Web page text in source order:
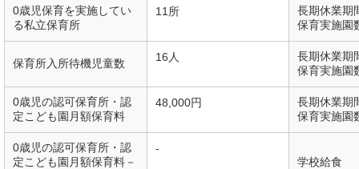
0歳児保育を実施してい
る私立保育所
11所
長期休業期
保育実施園
保育所入所待機児童数 16人
長期休業期
保育実施園
0歳児の認可保育所・認
定こども園月額保育料
48,000円
長期休業期
保育実施園
0歳児の認可保育所・認
定こども園月額保育料－
-
学校給食